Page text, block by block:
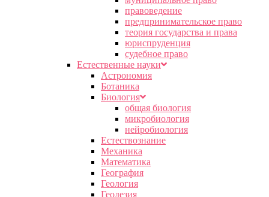
правоведение
предпринимательское право
теория государства и права
юриспруденция
судебное право
Естественные науки
Астрономия
Ботаника
Биология
общая биология
микробиология
нейробиология
Естествознание
Механика
Математика
География
Геология
Геодезия